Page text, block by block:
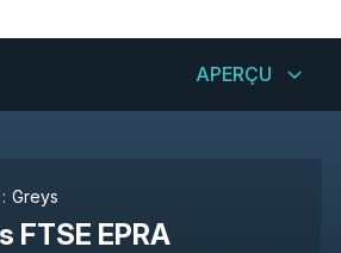
APERÇU
Greys
FTSE EPRA